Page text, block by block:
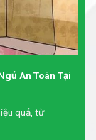
An Toàn Tại
quả, từ